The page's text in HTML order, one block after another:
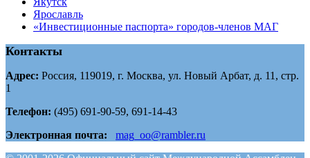
Ярославль
«Инвестиционные паспорта» городов-членов МАГ
Контакты
Адрес: Россия, 119019, г. Москва, ул. Новый Арбат, д. 11, стр.
1
Телефон: (495) 691-90-59, 691-14-43
Электронная почта:
mag_oo@rambler.ru